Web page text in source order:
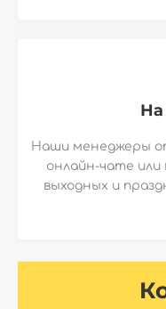
На
Наши менеджеры
онлайн-чате или
выходных и